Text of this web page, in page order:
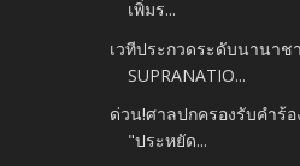
เพิ่มร...
เวทีประกวดระดับนานาช
SUPRANATIO...
ด่วน!ศาลปกครองรับคำร้
"ประหยัด...